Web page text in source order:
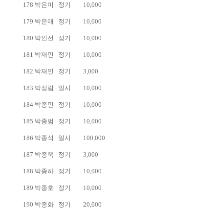
178 박은미 정기 10,000
179 박은애 정기 10,000
180 박인선 정기 10,000
181 박재민 정기 10,000
182 박재인 정기 3,000
183 박정림 일시 10,000
184 박종민 정기 10,000
185 박종범 정기 10,000
186 박종석 일시 100,000
187 박종욱 정기 3,000
188 박종하 정기 10,000
189 박종호 정기 10,000
190 박종화 정기 20,000